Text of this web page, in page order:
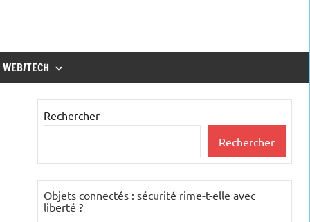
WEB/TECH
Rechercher
Rechercher
Objets connectés : sécurité rime-t-elle avec
liberté ?